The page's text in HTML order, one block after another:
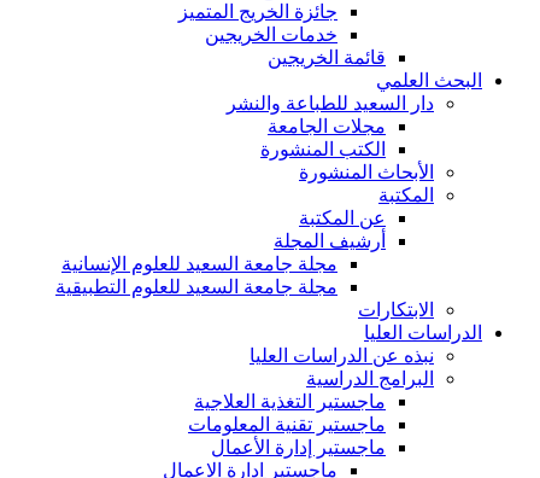
جائزة الخريج المتميز
خدمات الخريجين
قائمة الخريجين
البحث العلمي
دار السعيد للطباعة والنشر
مجلات الجامعة
الكتب المنشورة
الأبحاث المنشورة
المكتبة
عن المكتبة
أرشيف المجلة
مجلة جامعة السعيد للعلوم الإنسانية
مجلة جامعة السعيد للعلوم التطبيقية
الابتكارات
الدراسات العليا
نبذه عن الدراسات العليا
البرامج الدراسية
ماجستير التغذية العلاجية
ماجستير تقنية المعلومات
ماجستير إدارة الأعمال
ماجستير ادارة الاعمال